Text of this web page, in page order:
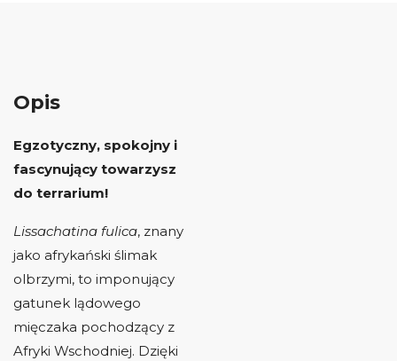
Opis
Egzotyczny, spokojny i
fascynujący towarzysz
do terrarium!
Lissachatina fulica, znany
jako afrykański ślimak
olbrzymi, to imponujący
gatunek lądowego
mięczaka pochodzący z
Afryki Wschodniej. Dzięki